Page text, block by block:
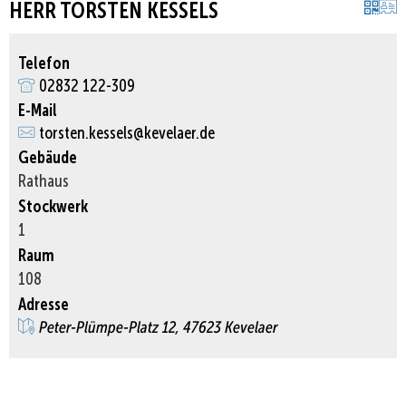
HERR TORSTEN KESSELS
Telefon
02832 122-309
E-Mail
torsten.kessels@kevelaer.de
Gebäude
Rathaus
Stockwerk
1
Raum
108
Adresse
Peter-Plümpe-Platz 12, 47623 Kevelaer